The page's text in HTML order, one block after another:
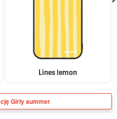
Lines lemon
Girly summer